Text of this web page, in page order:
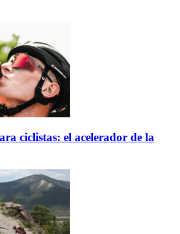
ciclistas: el acelerador de la